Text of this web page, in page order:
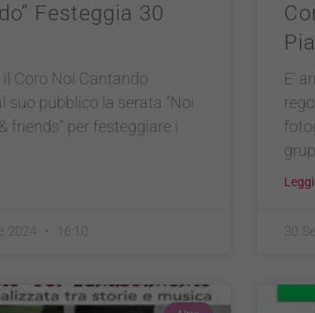
Festeggia 30
Coro Noi Cantando
suo pubblico la serata “Noi
friends” per festeggiare i
2024 16:10
E’
Leggi
30